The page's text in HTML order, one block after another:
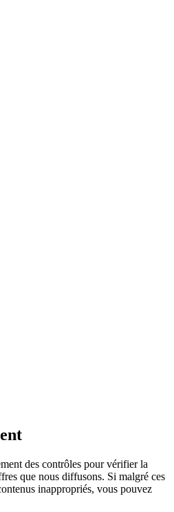
des contrôles pour vérifier la
que nous diffusons. Si malgré ces
inappropriés, vous pouvez